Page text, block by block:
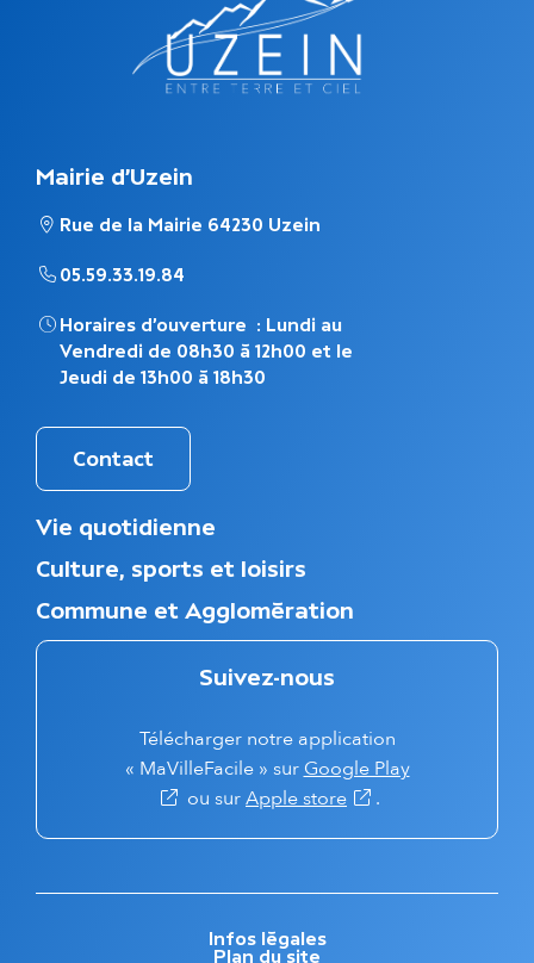
Mairie d'Uzein
Rue de la Mairie 64230 Uzein
05.59.33.19.84
Horaires d’ouverture : Lundi au
Vendredi de 08h30 à 12h00 et le
Jeudi de 13h00 à 18h30
Contact
M
n
u
d
u
a
Vie quotidienne
Culture, sports et loisirs
Commune et Agglomération
Suivez-nous
Télécharger notre application
« MaVilleFacile » sur Google Play(s'ouvre dans
ou surApple store(s'ouvre dans un
.
Infos légales
Plan du site